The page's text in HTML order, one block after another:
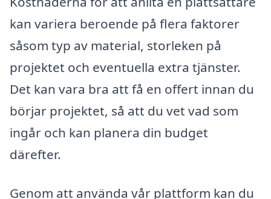
kan variera beroende på flera faktorer
såsom typ av material, storleken på
projektet och eventuella extra tjänster.
Det kan vara bra att få en offert innan du
börjar projektet, så att du vet vad som
ingår och kan planera din budget
därefter.
Genom att använda vår plattform kan du